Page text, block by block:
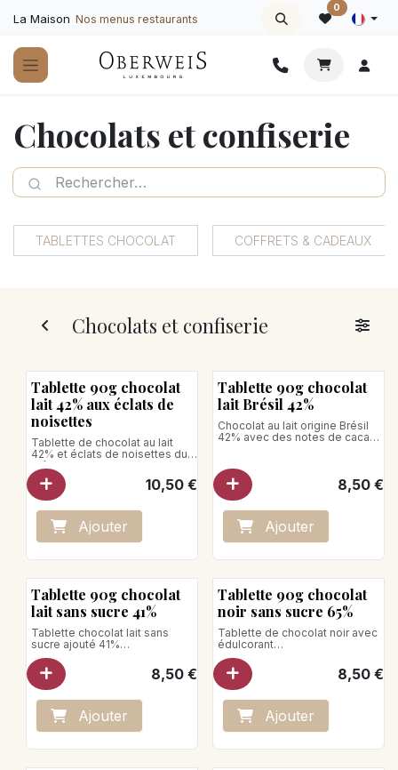
La Maison Nos menus restaurants
0
Chocolats et confiserie
TABLETTES CHOCOLAT COFFRETS & CADEAUX
Chocolats et confiserie
Tablette 90g chocolat
lait 42% aux éclats de
noisettes
Tablette de chocolat au lait
42% et éclats de noisettes du
Piémont
Poids net : 90g
10,50€
Ajouter
Tablette 90g chocolat
lait Brésil 42%
Chocolat au lait origine Brésil
42% avec des notes de cacao,
rondeur et douceur en bouche.
Poids net : 90g
8,50€
Ajouter
Tablette 90g chocolat
lait sans sucre 41%
Tablette chocolat lait sans
sucre ajouté 41%
Un chocolat sans sucre avec
édulcorant aux saveurs lactées,
cacaotées et vanillées.
Poids net : 90 g
8,50€
Ajouter
Tablette 90g chocolat
noir sans sucre 65%
Tablette de chocolat noir avec
édulcorant
Un chocolat sans sucre avec
édulcorant aux saveurs
intenses et acidulées de cacao
Poids net : 90g
Produit vegan
8,50€
Ajouter